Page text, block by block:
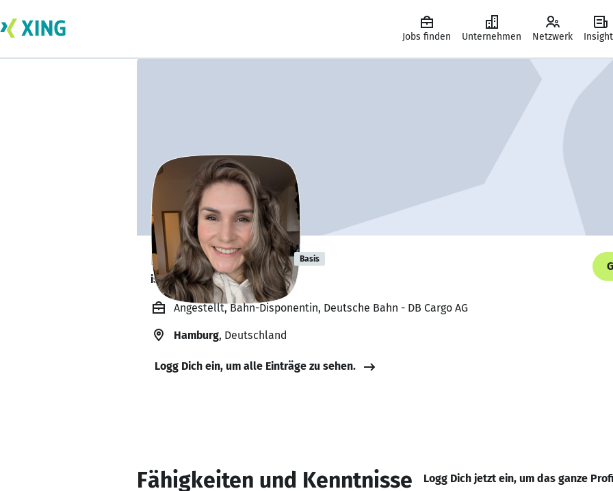
Jobs finden Unternehmen Netzwerk
Lisa Jakubowski Basis
ist offen für Projekte. 🔎
Angestellt, Bahn-Disponentin, Deutsche Bahn - DB Cargo AG
Hamburg, Deutschland
Logg Dich ein, um alle Einträge zu sehen.
Fähigkeiten und Kenntnisse Logg Dich jetzt ein, um das ganze